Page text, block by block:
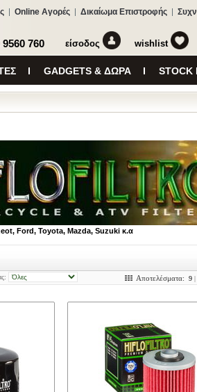
Online Αγορές Δικαίωμα Επιστροφής
wishlist
είσοδος
9560 760
GADGETS & ΔΩΡΑ STOCK
Ford, Toyota, Mazda, Suzuki κ.α
Αποτελέσματα: 9|